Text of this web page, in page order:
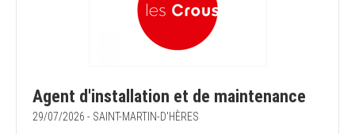
Agent d'installation et de maintenance
29/07/2026 - SAINT-MARTIN-D'HÈRES